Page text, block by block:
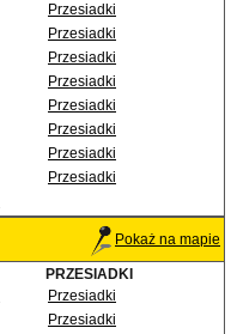
Przesiadki
Przesiadki
Przesiadki
Przesiadki
Przesiadki
Przesiadki
Przesiadki
Przesiadki
Pokaż na mapie
PRZESIADKI
Przesiadki
Przesiadki